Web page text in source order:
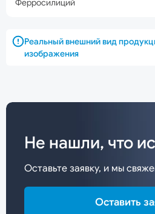
Ферросилиций
Реальный внешний вид
изображения
Не нашли, что
Оставьте заявку, и мы
Оставить